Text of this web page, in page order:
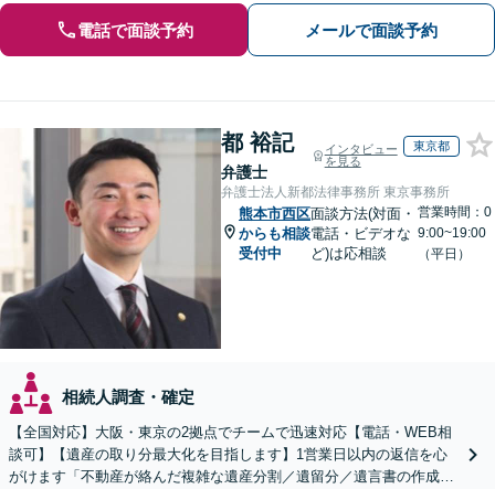
電話で面談予約 メールで面談予約
都 裕記
弁護士
インタビュー
を見る
東京都
弁護士法人新都法律事務所 東京事務所
熊本市西区
からも相談
受付中
面談方法(対面・
電話・ビデオな
ど)は応相談
営業時間：0
9:00~19:00
（平日）
相続人調査・確定
【全国対応】大阪・東京の2拠点でチームで迅速対応【電話・WEB相
談可】【遺産の取り分最大化を目指します】1営業日以内の返信を心
がけます「不動産が絡んだ複雑な遺産分割／遺留分／遺言書の作成・